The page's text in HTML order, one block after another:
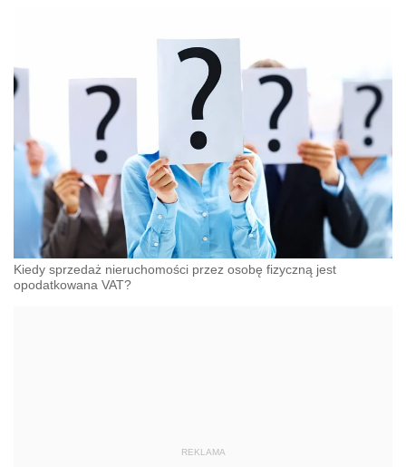
Kiedy sprzedaż nieruchomości przez osobę fizyczną jest
opodatkowana VAT?